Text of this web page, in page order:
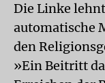
Die Linke
automatische
den
»Ein Beitritt